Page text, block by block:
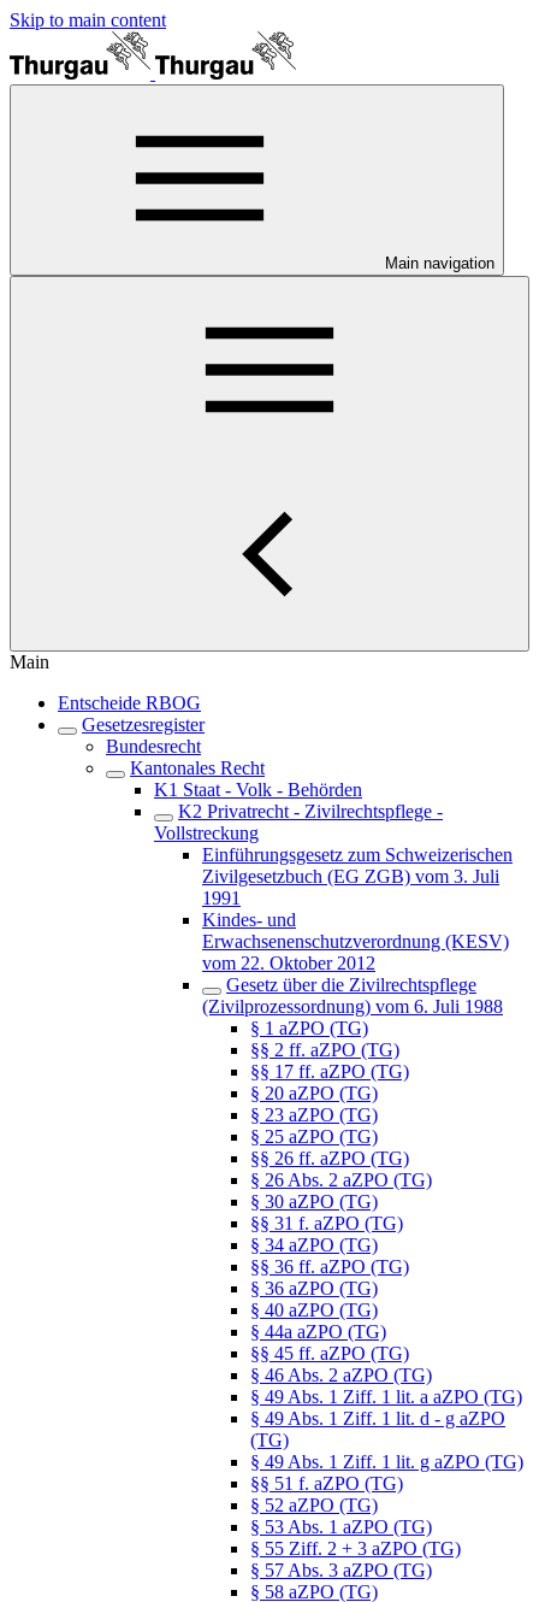
Skip to main content
Main navigation
Main
Entscheide RBOG
Gesetzesregister
Bundesrecht
Kantonales Recht
K1 Staat - Volk - Behörden
K2 Privatrecht - Zivilrechtspflege -
Vollstreckung
Einführungsgesetz zum Schweizerischen
Zivilgesetzbuch (EG ZGB) vom 3. Juli
1991
Kindes- und
Erwachsenenschutzverordnung (KESV)
vom 22. Oktober 2012
Gesetz über die Zivilrechtspflege
(Zivilprozessordnung) vom 6. Juli 1988
§ 1 aZPO (TG)
§§ 2 ff. aZPO (TG)
§§ 17 ff. aZPO (TG)
§ 20 aZPO (TG)
§ 23 aZPO (TG)
§ 25 aZPO (TG)
§§ 26 ff. aZPO (TG)
§ 26 Abs. 2 aZPO (TG)
§ 30 aZPO (TG)
§§ 31 f. aZPO (TG)
§ 34 aZPO (TG)
§§ 36 ff. aZPO (TG)
§ 36 aZPO (TG)
§ 40 aZPO (TG)
§ 44a aZPO (TG)
§§ 45 ff. aZPO (TG)
§ 46 Abs. 2 aZPO (TG)
§ 49 Abs. 1 Ziff. 1 lit. a aZPO (TG)
§ 49 Abs. 1 Ziff. 1 lit. d - g aZPO
(TG)
§ 49 Abs. 1 Ziff. 1 lit. g aZPO (TG)
§§ 51 f. aZPO (TG)
§ 52 aZPO (TG)
§ 53 Abs. 1 aZPO (TG)
§ 55 Ziff. 2 + 3 aZPO (TG)
§ 57 Abs. 3 aZPO (TG)
§ 58 aZPO (TG)